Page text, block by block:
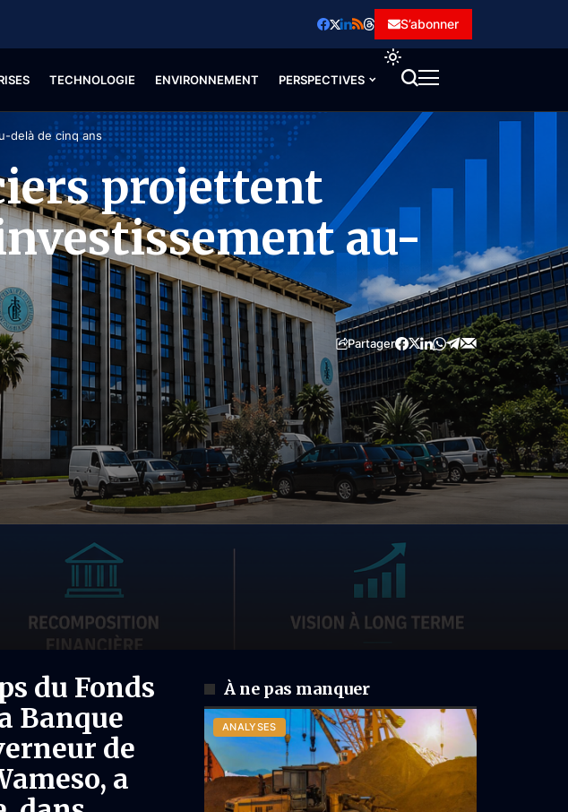
S’abonner
TECHNOLOGIE ENVIRONNEMENT PERSPECTIVES
delà de cinq ans
projettent
au-
Partager
du Fonds
Banque
de
a
À ne pas manquer
ANALYSES